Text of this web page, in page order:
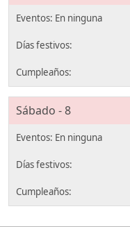
Sábado - 8